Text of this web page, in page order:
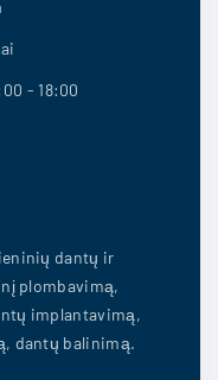
- 18:00
dantų ir
plombavimą,
implantavimą,
dantų balinimą.